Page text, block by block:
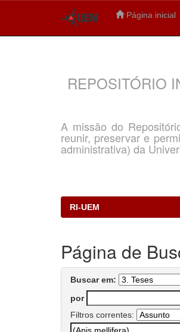
Página inicial
REPOSITÓRIO
A missão do
reunir, preservar e
administrativa) da
RI-UEM
Página de
Buscar em:
por
Filtros correntes: